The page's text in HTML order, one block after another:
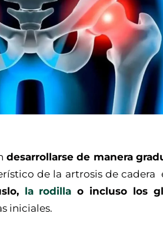
desarrollarse de manera
de la artrosis de cadera
la rodilla o incluso los
iniciales.